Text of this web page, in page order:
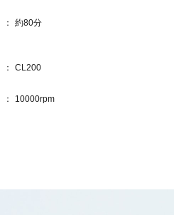
約80分
CL200
10000rpm